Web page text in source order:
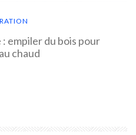
empiler du bois pour
chaud